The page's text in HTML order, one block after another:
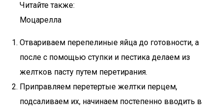
Читайте также:
Моцарелла
Отвариваем перепелиные яйца до готовности, а
после с помощью ступки и пестика делаем из
желтков пасту путем перетирания.
Приправляем перетертые желтки перцем,
подсаливаем их, начинаем постепенно вводить в